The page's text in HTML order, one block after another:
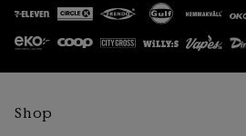
Shop